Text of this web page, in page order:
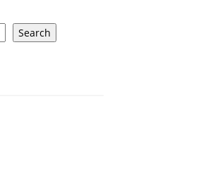
Search